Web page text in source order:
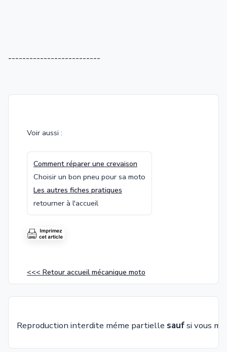
--------------------------
Voir aussi :
Comment réparer une crevaison
Choisir un bon pneu pour sa moto
Les autres fiches pratiques
retourner à l'accueil
<<< Retour accueil mécanique moto
Reproduction interdite méme partielle saufsi vous